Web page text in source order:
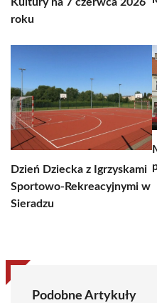
roku
Dzień Dziecka z Igrzyskami
Sportowo-Rekreacyjnymi w
Sieradzu
Podobne Artykuły